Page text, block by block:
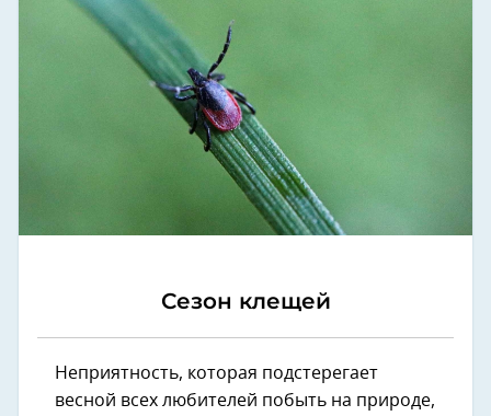
Сезон клещей
Неприятность, которая подстерегает
весной всех любителей побыть на природе,